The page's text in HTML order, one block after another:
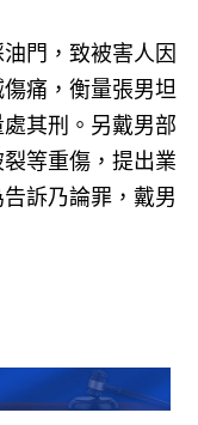
門，致被害人因
痛，衡量張男坦
其刑。另戴男部
等重傷，提出業
訴乃論罪，戴男